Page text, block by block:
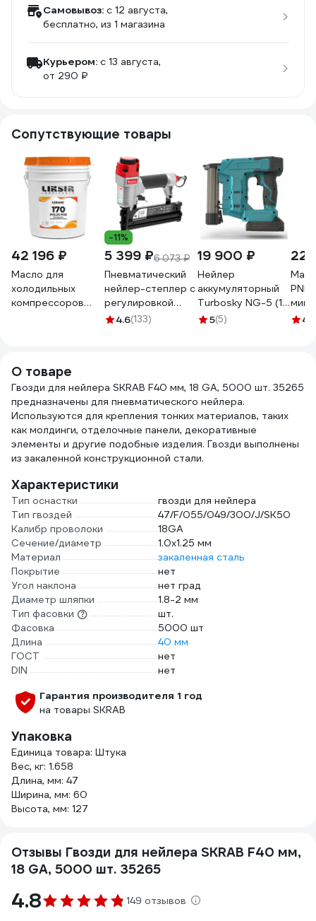
Самовывоз: c 12 августа,
бесплатно, из 1 магазина
Курьером: c 13 августа,
от 290 ₽
Сопутствующие товары
42 196 ₽
Масло для
холодильных
компрессоров
-11%
5 399 ₽6 073 ₽
Пневматический
нейлер-степлер с
регулировкой
глубины MATRIX 3
4.6(133)
19 900 ₽
Нейлер
аккумуляторный
Turbosky NG-5 (1
АКБ) 936
5(5)
454.8
О товаре
Гвозди для нейлера SKRAB F40 мм, 18 GA, 5000 шт. 35265
предназначены для пневматического нейлера.
Используются для крепления тонких материалов, таких
как молдинги, отделочные панели, декоративные
элементы и другие подобные изделия. Гвозди выполнены
из закаленной конструкционной стали.
Характеристики
Тип оснастки
гвозди для нейлера
Тип гвоздей
47/F/055/049/300/J/SK50
Калибр проволоки
18GA
Сечение/диаметр
1.0х1.25 мм
Материал
закаленная сталь
Покрытие
нет
Угол наклона
нет град
Диаметр шляпки
1.8-2 мм
Тип фасовки
шт.
Фасовка
5000 шт
Длина
40 мм
ГОСТ
нет
DIN
нет
Гарантия производителя 1 год
на товары SKRAB
Упаковка
Единица товара: Штука
Вес, кг: 1.658
Длина, мм: 47
Ширина, мм: 60
Высота, мм: 127
Отзывы Гвозди для нейлера SKRAB F40 мм,
18 GA, 5000 шт. 35265
4.8 149 отзывов